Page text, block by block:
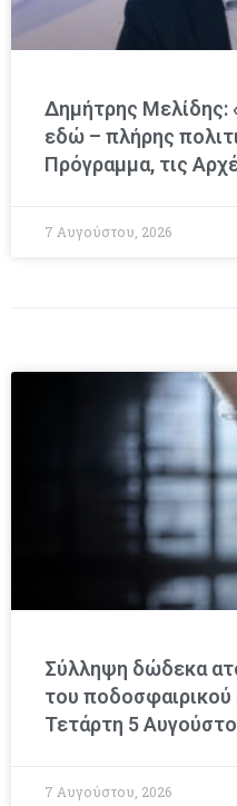
Δημήτρης Μελίδης:
εδώ – πλήρης
Πρόγραμμα, τις
7 Αυγούστου, 2026
Σύλληψη δώδεκα
του
Τετάρτη 5
7 Αυγούστου, 2026